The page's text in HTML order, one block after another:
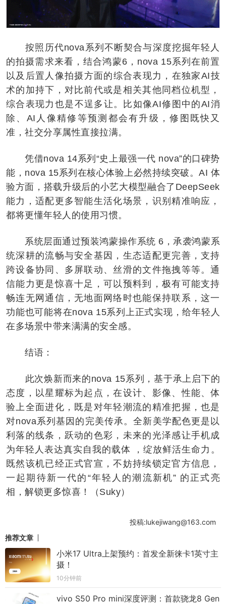
按照历代nova系列不断契合与深度挖掘年轻人
的拍摄需求来看，结合鸿蒙6，nova 15系列在前置
以及后置人像拍摄方面的综合表现力，在独家AI技
术的加持下，对比前代或是相关其他同档位机型，
综合表现力也是不逞多让。比如像AI修图中的AI消
除、AI人像精修等预测都会有升级，修图既快又
准，社交分享属性直接拉满。
凭借nova 14系列“史上最强一代 nova”的口碑势
能，nova 15系列在核心体验上必然持续突破。AI 体
验方面，搭载升级后的小艺大模型融合了DeepSeek
能力，适配更多智能生活化场景，识别精准响应，
都将更懂年轻人的使用习惯。
系统层面通过预装鸿蒙操作系统 6，承袭鸿蒙系
统深耕的流畅与安全基因，生态适配更完善，支持
跨设备协同、多屏联动、丝滑的文件拖拽等等。通
信能力更是惊喜十足，可以预料到，极有可能支持
畅连无网通信，无地面网络时也能保持联系，这一
功能也可能将在nova 15系列上正式实现，给年轻人
在多场景中带来满满的安全感。
结语：
此次焕新而来的nova 15系列，基于承上启下的
态度，以星耀标为起点，在设计、影像、性能、体
验上全面进化，既是对年轻潮流的精准把握，也是
对nova系列基因的完美传承。全新美学配色更是以
利落的线条，跃动的色彩，未来的光泽感让手机成
为年轻人表达真实自我的载体 ，绽放鲜活生命力。
既然该机已经正式官宣，不妨持续锁定官方信息，
一起期待新一代的“年轻人的潮流新机” 的正式亮
相，解锁更多惊喜！（Suky）
投稿:lukejiwang@163.com
推荐文章
小米17 Ultra上架预约：首发全新徕卡1英寸主
摄！
10分钟前
vivo S50 Pro mini深度评测：首款骁龙8 Gen